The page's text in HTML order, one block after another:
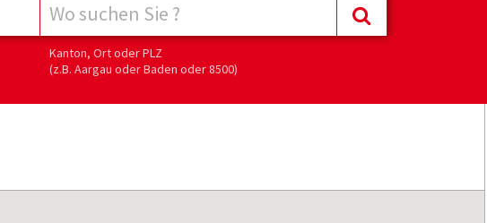
Kanton, Ort oder PLZ
(z.B. Aargau oder Baden oder 8500)